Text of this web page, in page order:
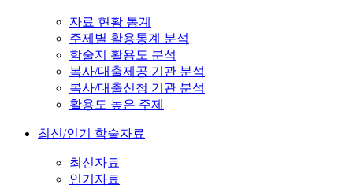
자료 현황 통계
주제별 활용통계 분석
학술지 활용도 분석
복사/대출제공 기관 분석
복사/대출신청 기관 분석
활용도 높은 주제
최신/인기 학술자료
최신자료
인기자료